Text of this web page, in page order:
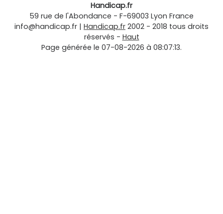
Handicap.fr
59 rue de l'Abondance - F-69003 Lyon France
info@handicap.fr | Handicap.fr 2002 - 2018 tous droits
réservés - Haut
Page générée le 07-08-2026 à 08:07:13.